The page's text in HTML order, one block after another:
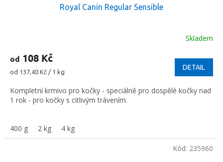
Royal Canin Regular Sensible
Skladem
od 108 Kč
Měrná
od 137,40 Kč / 1 kg
DETAIL
Kompletní krmivo pro kočky - speciálně pro dospělé kočky nad
1 rok - pro kočky s citlivým trávením.
400 g 2 kg 4 kg
Kód: 235960